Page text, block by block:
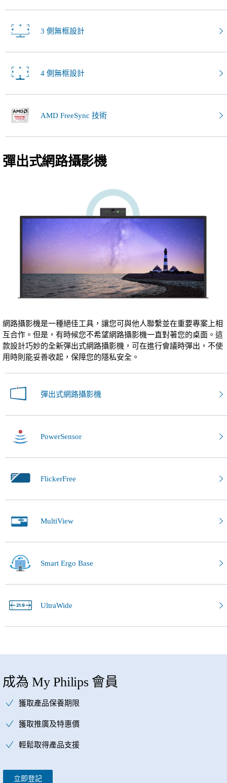
3 側無框設計
4 側無框設計
AMD FreeSync 技術
彈出式網路攝影機
網路攝影機是一種絕佳工具，讓您可與他人聯繫並在重要專案上相
互合作。但是，有時候您不希望網路攝影機一直對著您的桌面。這
款設計巧妙的全新彈出式網路攝影機，可在進行會議時彈出，不使
用時則能妥善收起，保障您的隱私安全。
彈出式網路攝影機
PowerSensor
FlickerFree
MultiView
Smart Ergo Base
UltraWide
成為 My Philips 會員
獲取產品保養期限
獲取推廣及特惠價
輕鬆取得產品支援
立即登記